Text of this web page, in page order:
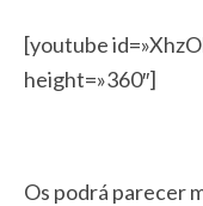
[youtube
height=»360″]
Os podrá parecer